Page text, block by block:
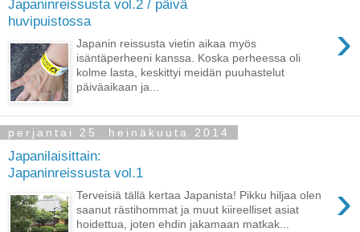
Japaninreissusta vol.2 / päivä
huvipuistossa
›
Japanin reissusta vietin aikaa myös
isäntäperheeni kanssa. Koska perheessa oli
kolme lasta, keskittyi meidän puuhastelut
päiväaikaan ja...
perjantai 25. heinäkuuta 2014
Japanilaisittain:
Japaninreissusta vol.1
›
Terveisiä tällä kertaa Japanista! Pikku hiljaa olen
saanut rästihommat ja muut kiireelliset asiat
hoidettua, joten ehdin jakamaan matkak...